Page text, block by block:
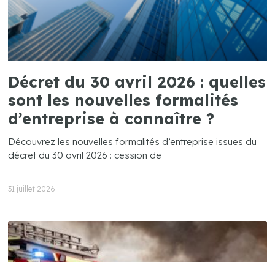
Décret du 30 avril 2026 : quelles
sont les nouvelles formalités
d’entreprise à connaître ?
Découvrez les nouvelles formalités d’entreprise issues du
décret du 30 avril 2026 : cession de
31 juillet 2026